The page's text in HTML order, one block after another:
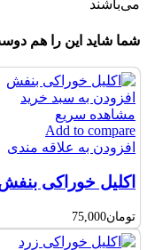
می‌باشند
شما شاید این را هم
افزودن به سبد خرید
مشاهده سریع
Add to compare
افزودن به علاقه مندی
اکلیل خوراکی
تومان75,000